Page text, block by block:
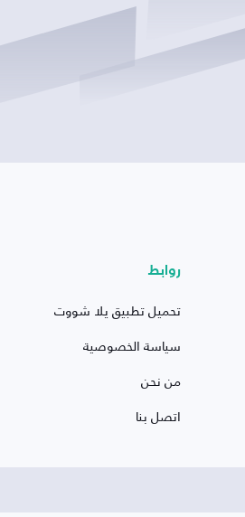
روابط
تحميل تطبيق يلا شووت
سياسة الخصوصية
من نحن
اتصل بنا